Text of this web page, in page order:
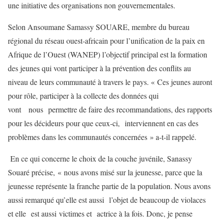
une initiative des organisations non gouvernementales.
Selon Ansoumane Samassy SOUARE, membre du bureau
régional du réseau ouest-africain pour l’unification de la paix en
Afrique de l’Ouest (WANEP) l’objectif principal est la formation
des jeunes qui vont participer à la prévention des conflits au
niveau de leurs communauté à travers le pays. « Ces jeunes auront
pour rôle, participer à la collecte des données qui
vont nous permettre de faire des recommandations, des rapports
pour les décideurs pour que ceux-ci, interviennent en cas des
problèmes dans les communautés concernées » a-t-il rappelé.
En ce qui concerne le choix de la couche juvénile, Sanassy
Souaré précise, « nous avons misé sur la jeunesse, parce que la
jeunesse représente la franche partie de la population. Nous avons
aussi remarqué qu’elle est aussi l’objet de beaucoup de violaces
et elle est aussi victimes et actrice à la fois. Donc, je pense